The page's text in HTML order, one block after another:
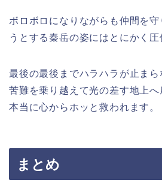
ボロボロになりながらも仲間を
うとする秦岳の姿にはとにかく圧
最後の最後までハラハラが止まら
苦難を乗り越えて光の差す地上へ
本当に心からホッと救われます。
まとめ